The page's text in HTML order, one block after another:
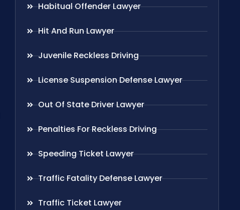
Habitual Offender Lawyer
Hit And Run Lawyer
Juvenile Reckless Driving
License Suspension Defense Lawyer
Out Of State Driver Lawyer
Penalties For Reckless Driving
Speeding Ticket Lawyer
Traffic Fatality Defense Lawyer
Traffic Ticket Lawyer